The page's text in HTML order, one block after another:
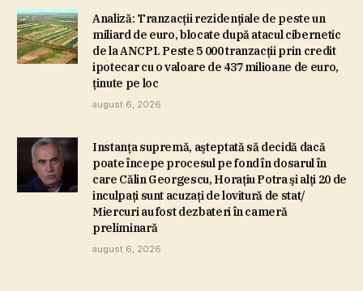
Analiză: Tranzacţii rezidenţiale de peste un
miliard de euro, blocate după atacul cibernetic
de la ANCPI. Peste 5 000 tranzacţii prin credit
ipotecar cu o valoare de 437 milioane de euro,
ţinute pe loc
august 6, 2026
Instanţa supremă, aşteptată să decidă dacă
poate începe procesul pe fond în dosarul în
care Călin Georgescu, Horaţiu Potra şi alţi 20 de
inculpaţi sunt acuzaţi de lovitură de stat/
Miercuri au fost dezbateri în cameră
preliminară
august 6, 2026